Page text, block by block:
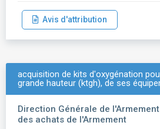
Avis d'attribution
acquisition de kits d'oxygénation
grande hauteur (ktgh), de ses
Direction Générale de
des achats de l'Armement